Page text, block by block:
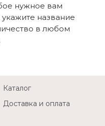
нужное вам
название
в любом
Каталог
Доставка и оплата